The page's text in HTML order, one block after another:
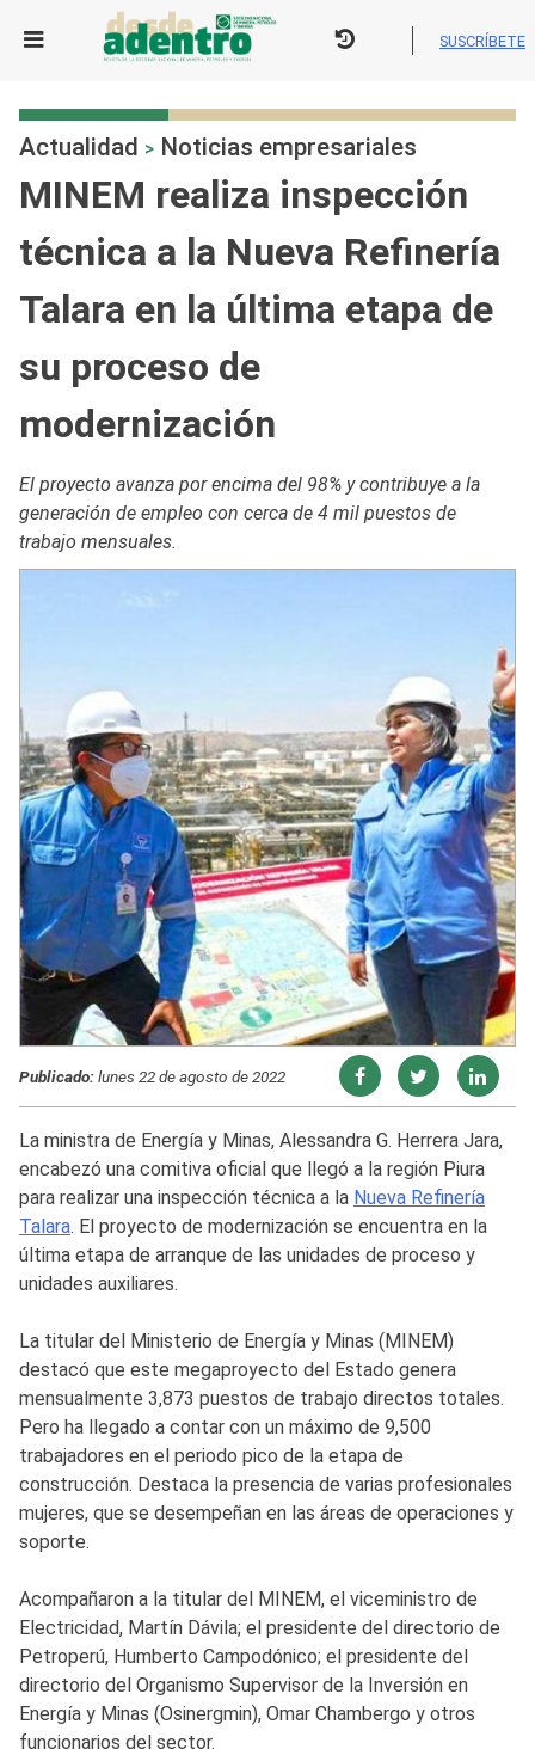
SUSCRÍBETE
Actualidad > Noticias empresariales
MINEM realiza inspección
técnica a la Nueva Refinería
Talara en la última etapa de
su proceso de
modernización
El proyecto avanza por encima del 98% y contribuye a la
generación de empleo con cerca de 4 mil puestos de
trabajo mensuales.
Publicado:lunes 22 de agosto de 2022
La ministra de Energía y Minas, Alessandra G. Herrera Jara,
encabezó una comitiva oficial que llegó a la región Piura
para realizar una inspección técnica a la Nueva Refinería
Talara. El proyecto de modernización se encuentra en la
última etapa de arranque de las unidades de proceso y
unidades auxiliares.
La titular del Ministerio de Energía y Minas (MINEM)
destacó que este megaproyecto del Estado genera
mensualmente 3,873 puestos de trabajo directos totales.
Pero ha llegado a contar con un máximo de 9,500
trabajadores en el periodo pico de la etapa de
construcción. Destaca la presencia de varias profesionales
mujeres, que se desempeñan en las áreas de operaciones y
soporte.
Acompañaron a la titular del MINEM, el viceministro de
Electricidad, Martín Dávila; el presidente del directorio de
Petroperú, Humberto Campodónico; el presidente del
directorio del Organismo Supervisor de la Inversión en
Energía y Minas (Osinergmin), Omar Chambergo y otros
funcionarios del sector.